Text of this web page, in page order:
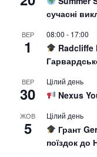
сучасні
ВЕР
1
08:00 - 17:00
Radcliffe
ВЕР
30
Цілий день
Nexus
ЖОВ
5
Цілий день
Грант
поїздок до